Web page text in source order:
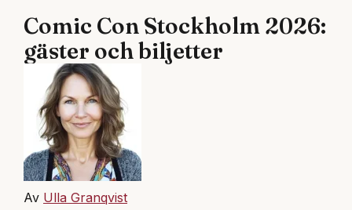
Comic Con Stockholm 2026:
gäster och biljetter
Av Ulla Granqvist